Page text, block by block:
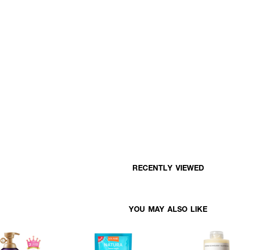
RECENTLY VIEWED
YOU MAY ALSO LIKE